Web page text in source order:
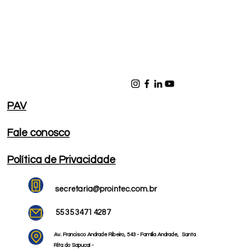
PAV
Fale conosco
Política de Privacidade
secretaria@prointec.com.br
55 35 3471 4287
Av. Francisco Andrade Ribeiro, 543 - Família Andrade, Santa
Rita do Sapucaí -